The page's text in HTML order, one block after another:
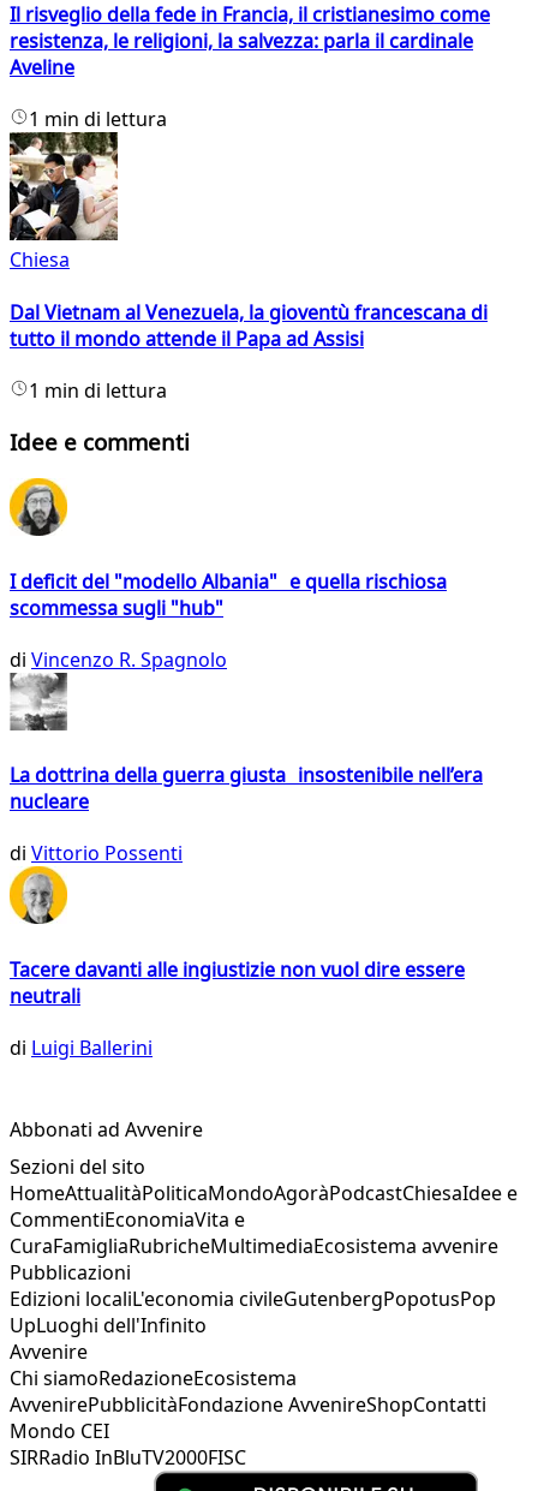
Il risveglio della fede in Francia, il cristianesimo come
resistenza, le religioni, la salvezza: parla il cardinale
Aveline
1 min di lettura
Chiesa
Dal Vietnam al Venezuela, la gioventù francescana di
tutto il mondo attende il Papa ad Assisi
1 min di lettura
Idee e commenti
I deficit del "modello Albania" e quella rischiosa
scommessa sugli "hub"
di Vincenzo R. Spagnolo
La dottrina della guerra giusta insostenibile nell’era
nucleare
di Vittorio Possenti
Tacere davanti alle ingiustizie non vuol dire essere
neutrali
di Luigi Ballerini
Abbonati ad Avvenire
Sezioni del sito
HomeAttualitàPoliticaMondoAgoràPodcastChiesaIdee e
CommentiEconomiaVita e
CuraFamigliaRubricheMultimediaEcosistema avvenire
Pubblicazioni
Edizioni localiL'economia civileGutenbergPopotusPop
UpLuoghi dell'Infinito
Avvenire
Chi siamoRedazioneEcosistema
AvvenirePubblicitàFondazione AvvenireShopContatti
Mondo CEI
SIRRadio InBluTV2000FISC